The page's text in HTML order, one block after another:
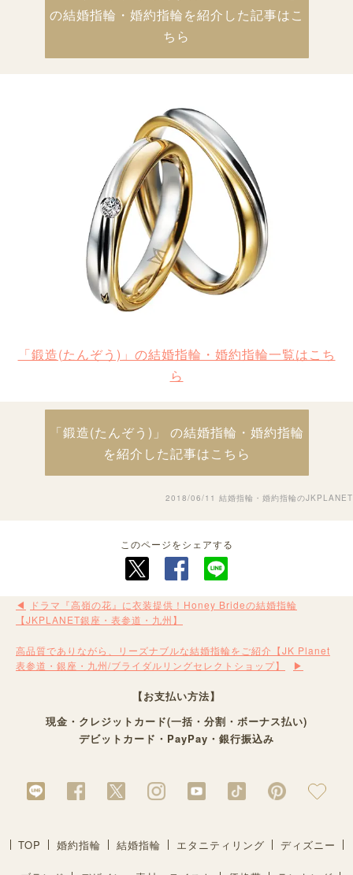
の結婚指輪・婚約指輪を紹介した記事はこ
ちら
「鍛造(たんぞう)」の結婚指輪・婚約指輪一覧はこち
ら
「鍛造(たんぞう)」 の結婚指輪・婚約指輪
を紹介した記事はこちら
2018/06/11 結婚指輪・婚約指輪のJKPLANET
このページをシェアする
ドラマ『高嶺の花』に衣装提供！Honey Brideの結婚指輪
【JKPLANET銀座・表参道・九州】
高品質でありながら、リーズナブルな結婚指輪をご紹介【JK Planet
表参道・銀座・九州/ブライダルリングセレクトショップ】
【お支払い方法】
現金・クレジットカード(一括・分割・ボーナス払い)
デビットカード・PayPay・銀行振込み
TOP 婚約指輪 結婚指輪 エタニティリング ディズニー